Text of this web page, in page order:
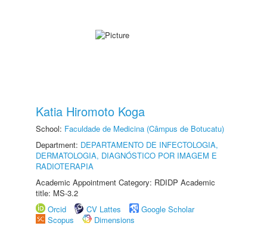
Katia Hiromoto Koga
School: Faculdade de Medicina (Câmpus de Botucatu)
Department: DEPARTAMENTO DE INFECTOLOGIA,
DERMATOLOGIA, DIAGNÓSTICO POR IMAGEM E
RADIOTERAPIA
Academic Appointment Category: RDIDP Academic
title: MS-3.2
Orcid
CV Lattes
Google Scholar
Scopus
Dimensions